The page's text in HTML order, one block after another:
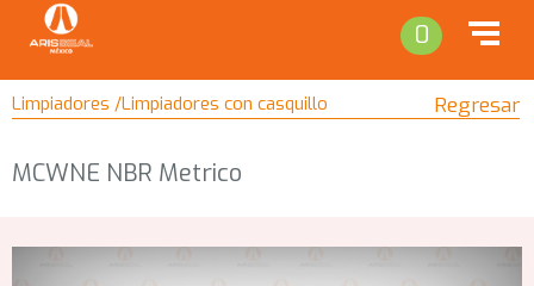
0
Limpiadores /Limpiadores con casquillo Regresar
MCWNE NBR Metrico